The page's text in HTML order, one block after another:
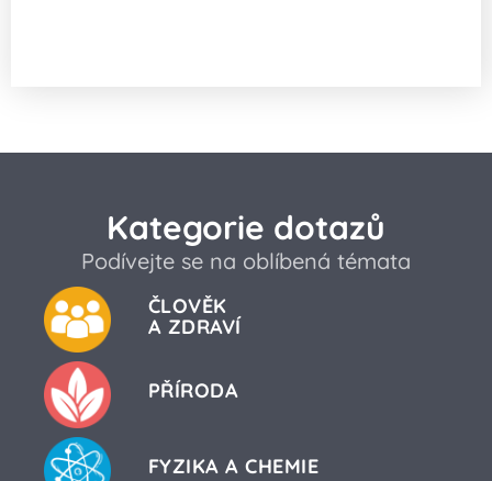
Kategorie dotazů
Podívejte se na oblíbená témata
ČLOVĚK
A ZDRAVÍ
PŘÍRODA
FYZIKA A CHEMIE